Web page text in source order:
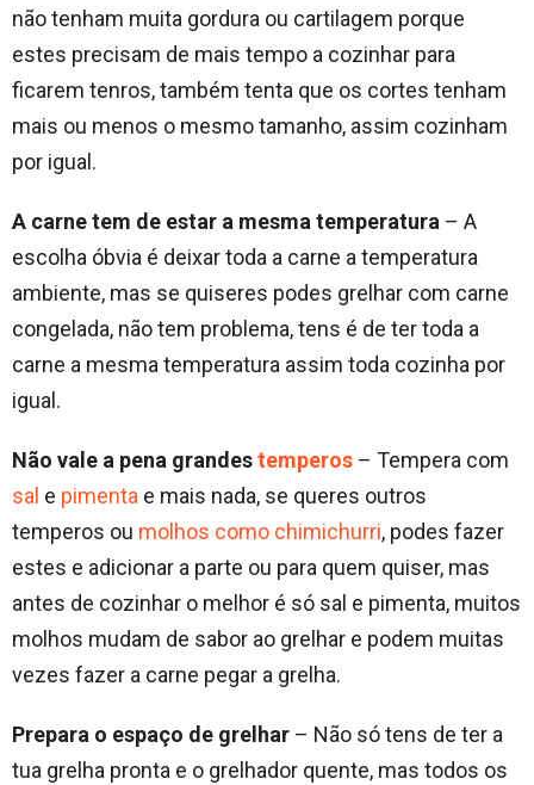
não tenham muita gordura ou cartilagem porque
estes precisam de mais tempo a cozinhar para
ficarem tenros, também tenta que os cortes tenham
mais ou menos o mesmo tamanho, assim cozinham
por igual.
A carne tem de estar a mesma temperatura – A
escolha óbvia é deixar toda a carne a temperatura
ambiente, mas se quiseres podes grelhar com carne
congelada, não tem problema, tens é de ter toda a
carne a mesma temperatura assim toda cozinha por
igual.
Não vale a pena grandestemperos – Tempera com
sal e pimenta e mais nada, se queres outros
temperos ou molhos como chimichurri, podes fazer
estes e adicionar a parte ou para quem quiser, mas
antes de cozinhar o melhor é só sal e pimenta, muitos
molhos mudam de sabor ao grelhar e podem muitas
vezes fazer a carne pegar a grelha.
Prepara o espaço de grelhar – Não só tens de ter a
tua grelha pronta e o grelhador quente, mas todos os